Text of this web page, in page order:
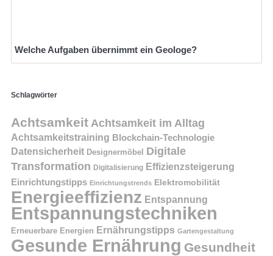
Welche Aufgaben übernimmt ein Geologe?
Schlagwörter
Achtsamkeit Achtsamkeit im Alltag
Achtsamkeitstraining Blockchain-Technologie
Datensicherheit Designermöbel
Digitale
Transformation Digitalisierung Effizienzsteigerung
Einrichtungstipps Einrichtungstrends Elektromobilität
Energieeffizienz Entspannung
Entspannungstechniken
Erneuerbare Energien Ernährungstipps Gartengestaltung
Gesunde Ernährung Gesundheit